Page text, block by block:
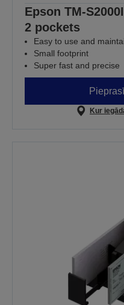
Epson TM-
2 pockets
Easy to use and
Small footprint
Super fast and precise
Kur